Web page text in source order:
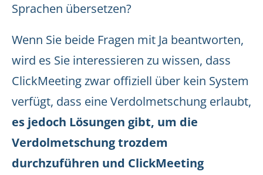
Sprachen übersetzen?
Wenn Sie beide Fragen mit Ja beantworten,
wird es Sie interessieren zu wissen, dass
ClickMeeting zwar offiziell über kein System
verfügt, dass eine Verdolmetschung erlaubt,
es jedoch Lösungen gibt, um die
Verdolmetschung trozdem
durchzuführen und ClickMeeting